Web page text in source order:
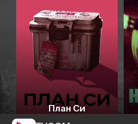
План Си